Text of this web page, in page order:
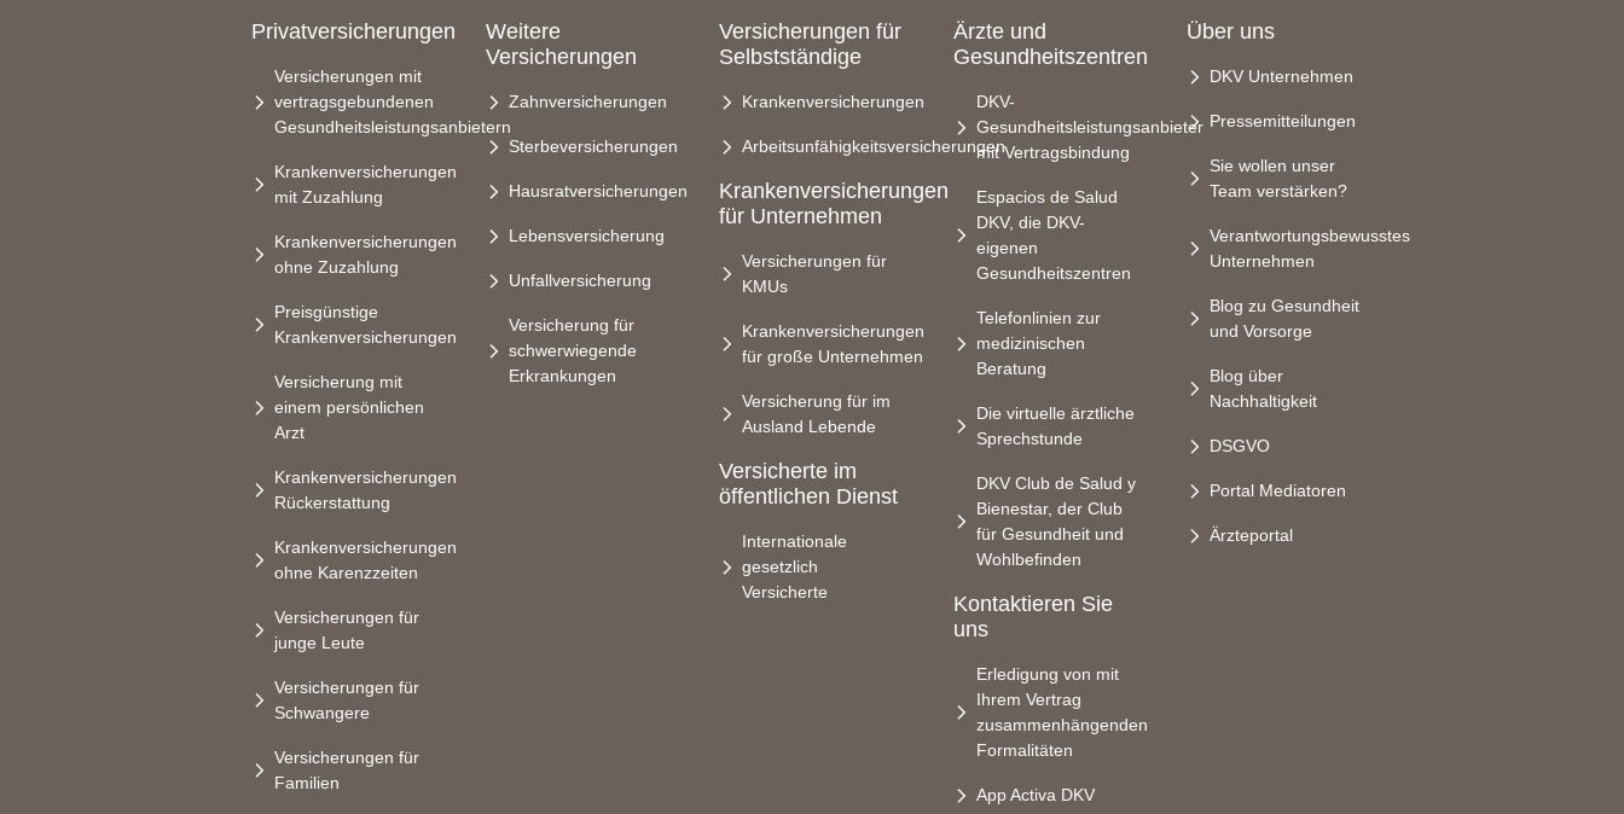
Privatversicherungen
Versicherungen mit
vertragsgebundenen
Gesundheitsleistungsanbietern
Krankenversicherungen
mit Zuzahlung
Krankenversicherungen
ohne Zuzahlung
Preisgünstige
Krankenversicherungen
Versicherung mit
einem persönlichen
Arzt
Krankenversicherungen
Rückerstattung
Krankenversicherungen
ohne Karenzzeiten
Versicherungen für
junge Leute
Versicherungen für
Schwangere
Versicherungen für
Familien
Weitere
Versicherungen
Zahnversicherungen
Sterbeversicherungen
Hausratversicherungen
Lebensversicherung
Unfallversicherung
Versicherung für
schwerwiegende
Erkrankungen
Versicherungen für
Selbstständige
Krankenversicherungen
Arbeitsunfähigkeitsversicherungen
Krankenversicherungen
für Unternehmen
Versicherungen für
KMUs
Krankenversicherungen
für große Unternehmen
Versicherung für im
Ausland Lebende
Versicherte im
öffentlichen Dienst
Internationale
gesetzlich
Versicherte
Ärzte und
Gesundheitszentren
DKV-
Gesundheitsleistungsanbieter
mit Vertragsbindung
Espacios de Salud
DKV, die DKV-
eigenen
Gesundheitszentren
Telefonlinien zur
medizinischen
Beratung
Die virtuelle ärztliche
Sprechstunde
DKV Club de Salud y
Bienestar, der Club
für Gesundheit und
Wohlbefinden
Kontaktieren Sie
uns
Erledigung von mit
Ihrem Vertrag
zusammenhängenden
Formalitäten
App Activa DKV
Über uns
DKV Unternehmen
Pressemitteilungen
Sie wollen unser
Team verstärken?
Verantwortungsbewusstes
Unternehmen
Blog zu Gesundheit
und Vorsorge
Blog über
Nachhaltigkeit
DSGVO
Portal Mediatoren
Ärzteportal